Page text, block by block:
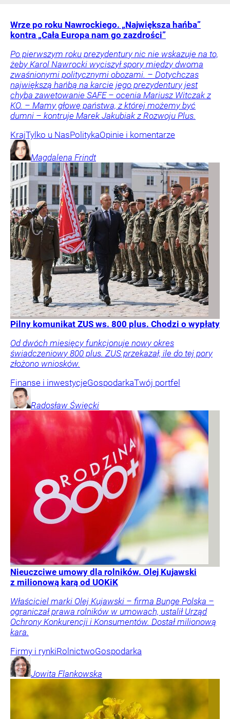
Wrze po roku Nawrockiego. „Największa hańba”
kontra „Cała Europa nam go zazdrości”
Po pierwszym roku prezydentury nic nie wskazuje na to,
żeby Karol Nawrocki wyciszył spory między dwoma
zwaśnionymi politycznymi obozami. – Dotychczas
największą hańbą na karcie jego prezydentury jest
chyba zawetowanie SAFE – ocenia Mariusz Witczak z
KO. – Mamy głowę państwa, z której możemy być
dumni – kontruje Marek Jakubiak z Rozwoju Plus.
KrajTylko u NasPolitykaOpinie i komentarze
Magdalena Frindt
Pilny komunikat ZUS ws. 800 plus. Chodzi o wypłaty
Od dwóch miesięcy funkcjonuje nowy okres
świadczeniowy 800 plus. ZUS przekazał, ile do tej pory
złożono wniosków.
Finanse i inwestycjeGospodarkaTwój portfel
Radosław Święcki
Nieuczciwe umowy dla rolników. Olej Kujawski
z milionową karą od UOKiK
Właściciel marki Olej Kujawski – firma Bunge Polska –
ograniczał prawa rolników w umowach, ustalił Urząd
Ochrony Konkurencji i Konsumentów. Dostał milionową
kara.
Firmy i rynkiRolnictwoGospodarka
Jowita Flankowska